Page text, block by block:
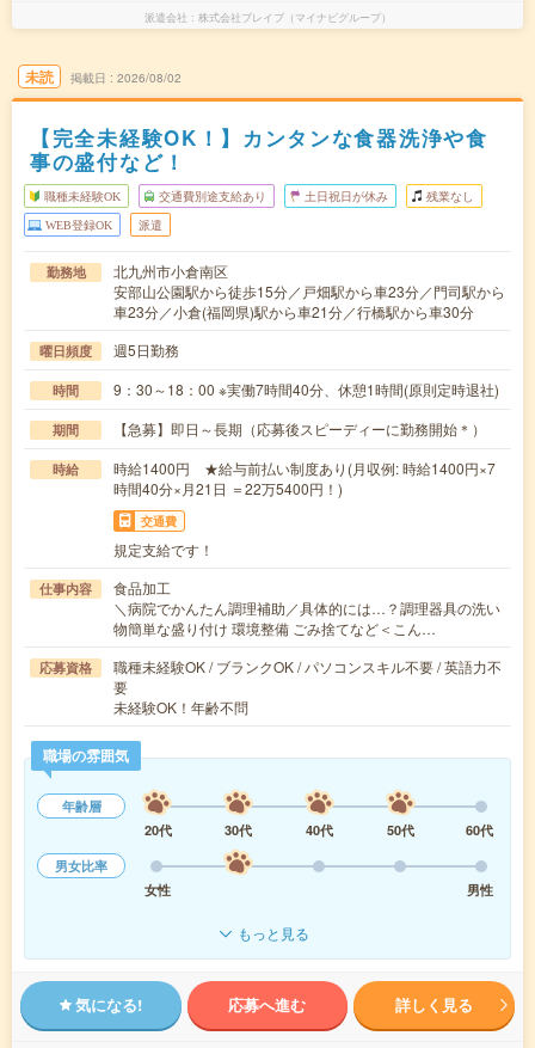
派遣会社 株式会社ブレイブ（マイナビグループ）
未読 掲載日 2026/08/02
【完全未経験OK！】カンタンな食器洗浄や食
事の盛付など！
職種未経験OK 交通費別途支給あり 土日祝日が休み 残業なし
WEB登録OK 派遣
勤務地
北九州市小倉南区
安部山公園駅から徒歩15分／戸畑駅から車23分／門司駅から
車23分／小倉(福岡県)駅から車21分／行橋駅から車30分
曜日頻度 週5日勤務
時間 9：30～18：00 ※実働7時間40分、休憩1時間(原則定時退社)
期間 【急募】即日～長期（応募後スピーディーに勤務開始＊）
時給
時給1400円 ★給与前払い制度あり(月収例: 時給1400円×7
時間40分×月21日 ＝22万5400円！)
交通費
規定支給です！
仕事内容
食品加工
＼病院でかんたん調理補助／具体的には…？調理器具の洗い
物簡単な盛り付け 環境整備 ごみ捨てなど＜こん…
応募資格
職種未経験OK / ブランクOK / パソコンスキル不要 / 英語力不
要
未経験OK！年齢不問
職場の雰囲気
年齢層
20代
30代 40代 50代
60代
男女比率
女性
男性
もっと見る
気になる! 応募へ進む 詳しく見る